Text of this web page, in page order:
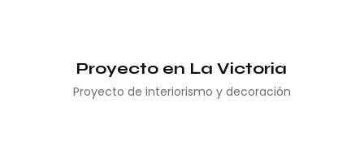
Proyecto en La Victoria
Proyecto de interiorismo y decoración